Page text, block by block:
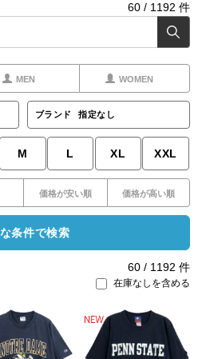
60 / 1192 件
MEN WOMEN
ブランド 指定なし
M L XL XXL
価格が安い順 価格が高い順
条件で検索
60 / 1192 件
在庫なしを含める